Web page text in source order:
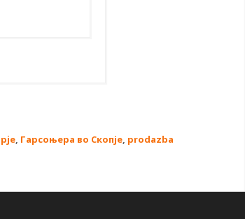
, Гарсоњера во Скопје, prodazba